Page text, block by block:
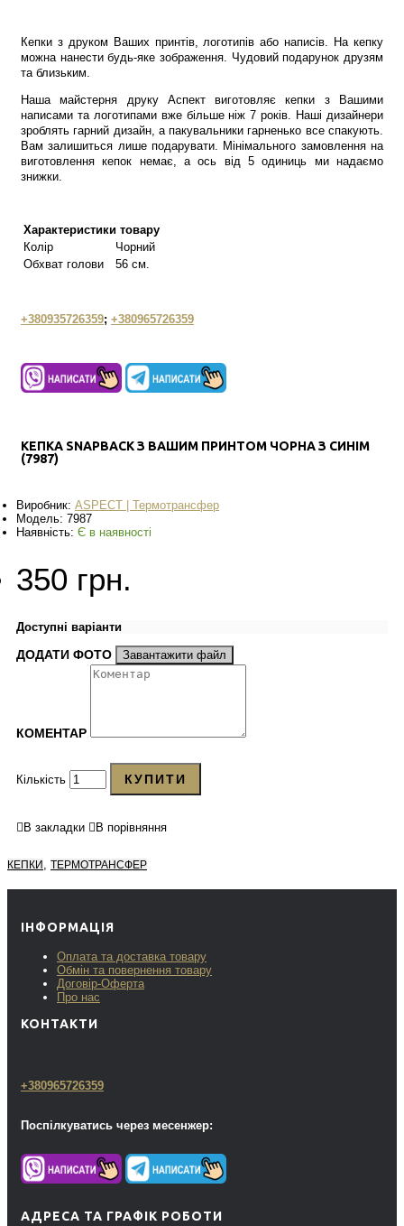
Кепки з друком Ваших принтів, логотипів або написів. На кепку
можна нанести будь-яке зображення. Чудовий подарунок друзям
та близьким.
Наша майстерня друку Аспект виготовляє кепки з Вашими
написами та логотипами вже більше ніж 7 років. Наші дизайнери
зроблять гарний дизайн, а пакувальники гарненько все спакують.
Вам залишиться лише подарувати. Мінімального замовлення на
виготовлення кепок немає, а ось від 5 одиниць ми надаємо
знижки.
Характеристики товару
Колір
Чорний
Обхват голови
56 см.
+380935726359; +380965726359
КЕПКА SNAPBACK З ВАШИМ ПРИНТОМ ЧОРНА З СИНІМ
(7987)
Виробник: ASPECT | Термотрансфер
Модель: 7987
Наявність: Є в наявності
350 грн.
Доступні варіанти
ДОДАТИ ФОТО Завантажити файл
КОМЕНТАР
Кількість КУПИТИ
В закладки В порівняння
КЕПКИ , ТЕРМОТРАНСФЕР
ІНФОРМАЦІЯ
Оплата та доставка товару
Обмін та повернення товару
Договір-Оферта
Про нас
КОНТАКТИ
+380965726359
Поспілкуватись через месенжер:
АДРЕСА ТА ГРАФІК РОБОТИ